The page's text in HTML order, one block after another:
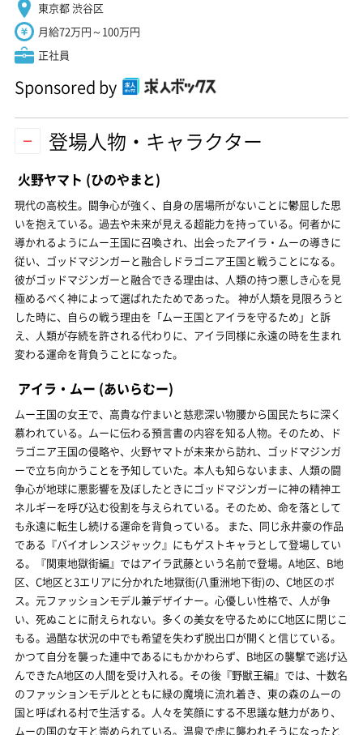
東京都 渋谷区
月給72万円～100万円
正社員
Sponsored by
登場人物・キャラクター
火野ヤマト (ひのやまと)
現代の高校生。闘争心が強く、自身の居場所がないことに鬱屈した思
いを抱えている。過去や未来が見える超能力を持っている。何者かに
導かれるようにムー王国に召喚され、出会ったアイラ・ムーの導きに
従い、ゴッドマジンガーと融合しドラゴニア王国と戦うことになる。
彼がゴッドマジンガーと融合できる理由は、人類の持つ悪しき心を見
極めるべく神によって選ばれたためであった。 神が人類を見限ろうと
した時に、自らの戦う理由を「ムー王国とアイラを守るため」と訴
え、人類が存続を許される代わりに、アイラ同様に永遠の時を生まれ
変わる運命を背負うことになった。
アイラ・ムー (あいらむー)
ムー王国の女王で、高貴な佇まいと慈悲深い物腰から国民たちに深く
慕われている。ムーに伝わる預言書の内容を知る人物。そのため、ド
ラゴニア王国の侵略や、火野ヤマトが未来から訪れ、ゴッドマジンガ
ーで立ち向かうことを予知していた。本人も知らないまま、人類の闘
争心が地球に悪影響を及ぼしたときにゴッドマジンガーに神の精神エ
ネルギーを呼び込む役割を与えられている。そのため、命を落として
も永遠に転生し続ける運命を背負っている。 また、同じ永井豪の作品
である『バイオレンスジャック』にもゲストキャラとして登場してい
る。『関東地獄街編』ではアイラ武藤という名前で登場。A地区、B地
区、C地区と3エリアに分かれた地獄街(八重洲地下街)の、C地区のボ
ス。元ファッションモデル兼デザイナー。心優しい性格で、人が争
い、死ぬことに耐えられない。多くの美女を守るためにC地区に閉じこ
もる。過酷な状況の中でも希望を失わず脱出口が開くと信じている。
かつて自分を襲った連中であるにもかかわらず、B地区の襲撃で逃げ込
んできたA地区の人間を受け入れる。その後『野獣王編』では、十数名
のファッションモデルとともに緑の魔境に流れ着き、東の森のムーの
国と呼ばれる村で生活する。人々を笑顔にする不思議な魅力があり、
ムーの国の女王と崇められている。温泉で虎に襲われそうになったと